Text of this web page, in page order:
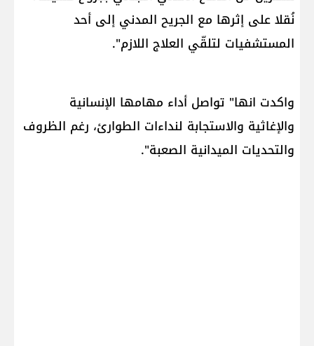
نُقلا على إثرها مع الجريح المدني إلى أحد
المستشفيات لتلقّي العلاج اللازم".
واكدت انها" تواصل أداء مهامها الإنسانية
والإغاثية والاستجابة لنداءات الطوارئ، رغم الظروف
والتحديات الميدانية الصعبة".